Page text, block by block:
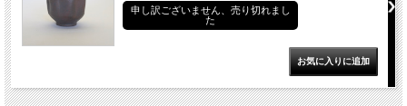
申し訳ございません、売り切れまし
た